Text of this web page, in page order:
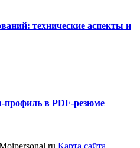
технические аспекты и
профиль в PDF-резюме
Карта сайта